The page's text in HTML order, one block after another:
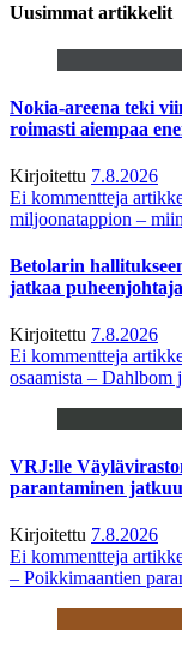
Uusimmat artikkelit
Nokia-areena teki
roimasti aiempaa
Kirjoitettu 7.8.2026
Ei kommentteja
miljoonatappion –
Betolarin
jatkaa
Kirjoitettu 7.8.2026
Ei kommentteja
osaamista – Dahlbom
VRJ:lle
parantaminen jatkuu
Kirjoitettu 7.8.2026
Ei kommentteja
– Poikkimaantien